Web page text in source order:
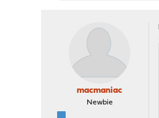
macmaniac
Newbie